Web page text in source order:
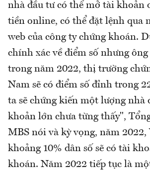
nhà đầu tư có thể mở tài khoản
tiền online, có thể đặt lệnh qua
web của công ty chứng khoán.
chính xác về điểm số nhưng
trong năm 2022, thị trường
Nam sẽ có điểm số đỉnh trong
ta sẽ chứng kiến một lượng nhà
khoản lớn chưa từng thấy",
MBS nói và kỳ vọng, năm 2022,
khoảng 10% dân số sẽ có tài
khoán. Năm 2022 tiếp tục là